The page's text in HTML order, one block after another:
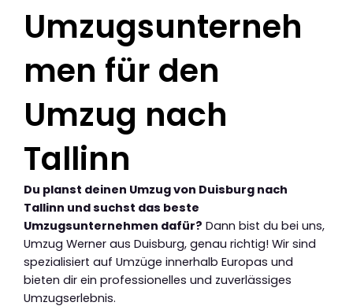
Umzugsunterneh
men für den
Umzug nach
Tallinn
Du planst deinen Umzug von Duisburg nach
Tallinn und suchst das beste
Umzugsunternehmen dafür? Dann bist du bei uns,
Umzug Werner aus Duisburg, genau richtig! Wir sind
spezialisiert auf Umzüge innerhalb Europas und
bieten dir ein professionelles und zuverlässiges
Umzugserlebnis.